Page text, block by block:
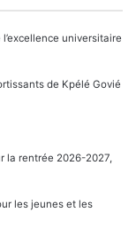
universitaire
de Kpélé Govié
la rentrée 2026-2027,
les jeunes et les